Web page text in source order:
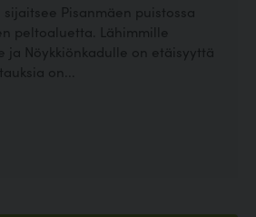
Pisanmäen puistossa
peltoaluetta. Lähimmille
ja Nöykkiönkadulle on etäisyyttä
on...